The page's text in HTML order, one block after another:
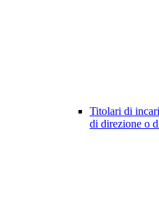
Titolari di
di direzione o